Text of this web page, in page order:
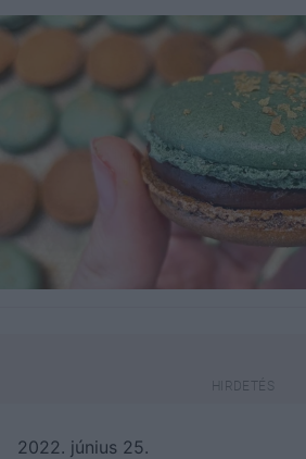
2022. június 25.